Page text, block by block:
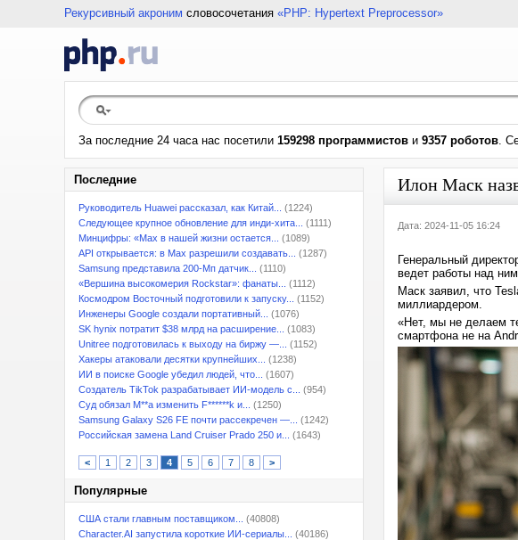
Рекурсивный акроним словосочетания «PHP: Hypertext Preprocessor»
За последние 24 часа нас посетили 159298 программистов и 9357 роботов.
Последние
Руководитель Huawei рассказал, как Китай...
(1224)
Следующее крупное обновление для инди-хита...
(1111)
Минцифры: «Max в нашей жизни остается...
(1089)
API открывается: в Max разрешили создавать...
(1287)
Samsung представила 200-Мп датчик...
(1110)
«Вершина высокомерия Rockstar»: фанаты...
(1112)
Космодром Восточный подготовили к запуску...
(1152)
Инженеры Google создали портативный...
(1076)
SK hynix потратит $38 млрд на расширение...
(1083)
Unitree подготовилась к выходу на биржу —...
(1152)
Хакеры атаковали десятки крупнейших...
(1238)
ИИ в поиске Google убедил людей, что...
(1607)
Создатель TikTok разрабатывает ИИ-модель с...
(954)
Суд обязал M**a изменить F******k и...
(1250)
Samsung Galaxy S26 FE почти рассекречен —...
(1242)
Российская замена Land Cruiser Prado 250 и...
(1643)
< 1 2 3 4 5 6 7 8 >
Популярные
США стали главным поставщиком...
(40808)
Character.AI запустила короткие ИИ-сериалы...
(40186)
Илон Маск
Дата: 2024-11-05 16:24
Генеральный
ведет работы над
Маск заявил, что
миллиардером.
«Нет, мы не делаем
смартфона не на